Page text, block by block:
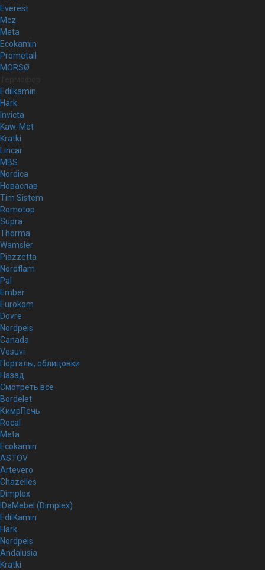
Everest
Mcz
Meta
Ecokamin
Prometall
MORSØ
Edilkamin
Hark
Invicta
Kaw-Met
Kratki
Lincar
MBS
Nordica
Новаслав
Tim Sistem
Romotop
Supra
Thorma
Wamsler
Piazzetta
Nordflam
Pal
Ember
Eurokom
Dovre
Nordpeis
Canada
Vesuvi
Порталы, облицовки
Назад
Смотреть все
Bordelet
КимрПечь
Rocal
Meta
Ecokamin
ASTOV
Artevero
Chazelles
Dimplex
IDaMebel (Dimplex)
EdilKamin
Hark
Nordpeis
Andalusia
Kratki